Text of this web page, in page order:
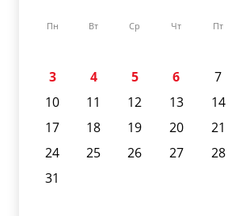
Пн Вт Ср Чт Пт
3
4 5 6 7
10
11 12 13 14
17
18 19 20 21
24
25 26 27 28
31